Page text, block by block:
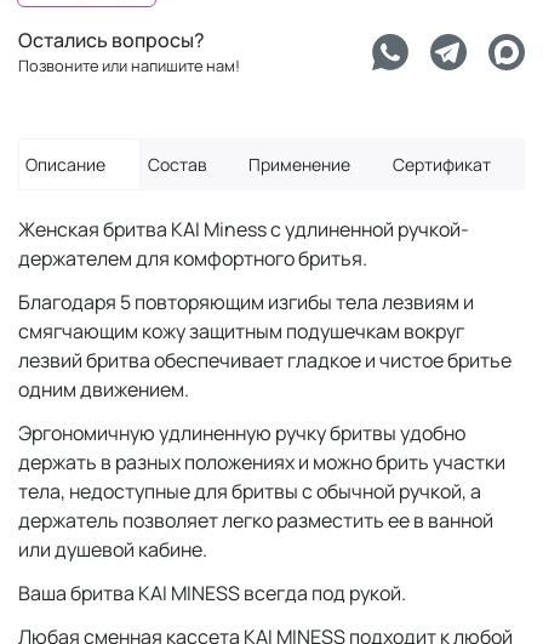
Остались вопросы?
Позвоните или напишите нам!
Описание Состав Применение Сертификат
Женская бритва KAI Miness с удлиненной ручкой-
держателем для комфортного бритья.
Благодаря 5 повторяющим изгибы тела лезвиям и
смягчающим кожу защитным подушечкам вокруг
лезвий бритва обеспечивает гладкое и чистое бритье
одним движением.
Эргономичную удлиненную ручку бритвы удобно
держать в разных положениях и можно брить участки
тела, недоступные для бритвы с обычной ручкой, а
держатель позволяет легко разместить ее в ванной
или душевой кабине.
Ваша бритва KAI MINESS всегда под рукой.
Любая сменная кассета KAI MINESS подходит к любой